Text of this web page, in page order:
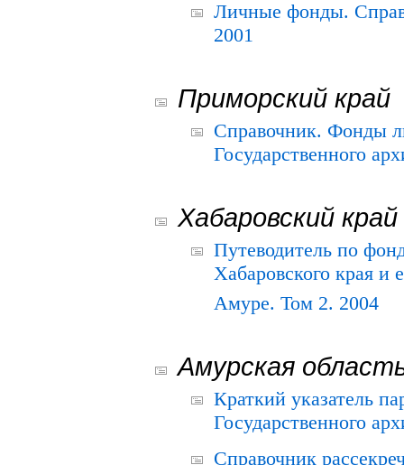
Личные фонды.
2001
Приморский край
Справочник. Фонды
Государственного
Хабаровский край
Путеводитель по
Хабаровского края и
Амуре. Том 2. 2004
Амурская
Краткий указатель
Государственного
Справочник